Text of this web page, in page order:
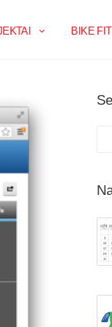
BIKE FIT